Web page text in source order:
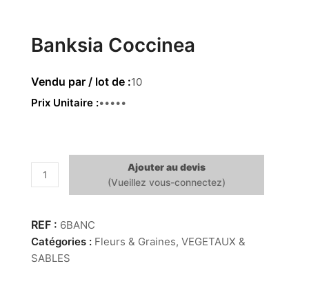
Banksia Coccinea
10
Prix Unitaire 1.52€
quantité
de
Coccinea
Ajouter au devis
6BANC
Catégories : Fleurs & Graines, VEGETAUX &
SABLES